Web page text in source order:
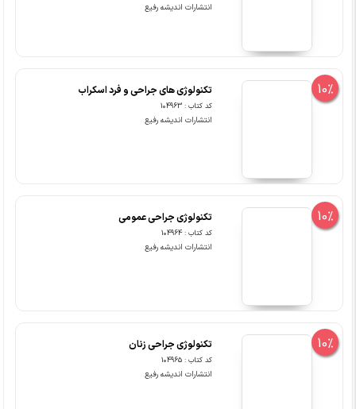
انتشارات اندیشه رفیع
10% تکنولوژی های جراحی و فرد اسکراب
کد کتاب : 104963
انتشارات اندیشه رفیع
10% تکنولوژی جراحی عمومی
کد کتاب : 104964
انتشارات اندیشه رفیع
10% تکنولوژی جراحی زنان
کد کتاب : 104965
انتشارات اندیشه رفیع